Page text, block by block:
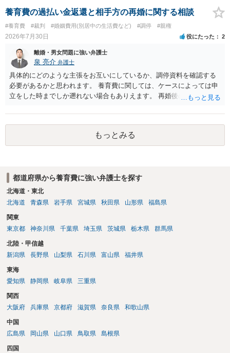
養育費の過払い金返還と相手方の再婚に関する相談
#養育費 #裁判 #婚姻費用(別居中の生活費など) #調停 #親権
2026年7月30日 役にたった 2
離婚・男女問題に強い弁護士
泉 亮介 弁護士
具体的にどのような主張をお互いにしているか、調停資料を確認する
必要があるかと思われます。 養育費に関しては、ケースによっては申
立をした時までしか遡れない場合もありえます。 再婚後の相手方の行
養育費に関するやりとり等があればそちらについても確認する必要が
あるでしょう。 公開相談の場での回答よりも個別に弁護士にご相談さ
れることをお勧めいたします。もっとみる
都道府県から養育費に強い弁護士を探す
北海道・東北
北海道
青森県 岩手県 宮城県 秋田県 山形県 福島県
関東
東京都
神奈川県 千葉県 埼玉県 茨城県 栃木県 群馬県
北陸・甲信越
新潟県
長野県 山梨県 石川県 富山県 福井県
東海
愛知県
静岡県 岐阜県 三重県
関西
大阪府
兵庫県 京都府 滋賀県 奈良県 和歌山県
中国
広島県
岡山県 山口県 鳥取県 島根県
四国